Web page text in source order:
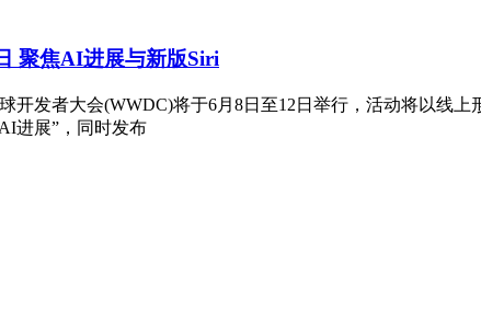
聚焦AI进展与新版Siri
开发者大会(WWDC)将于6月8日至12日举行，活动将以线
进展”，同时发布